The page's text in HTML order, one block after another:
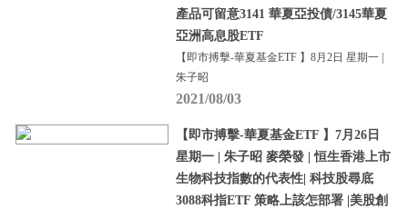
產品可留意3141 華夏亞投債/3145華夏
亞洲高息股ETF
【即市搏擊-華夏基金ETF 】8月2日 星期一 |
朱子昭
2021/08/03
【即市搏擊-華夏基金ETF 】7月26日
星期一 | 朱子昭 麥榮發 | 恒生香港上市
生物科技指數的代表性| 科技股尋底
3088科指ETF 策略上該怎部署 |美股創